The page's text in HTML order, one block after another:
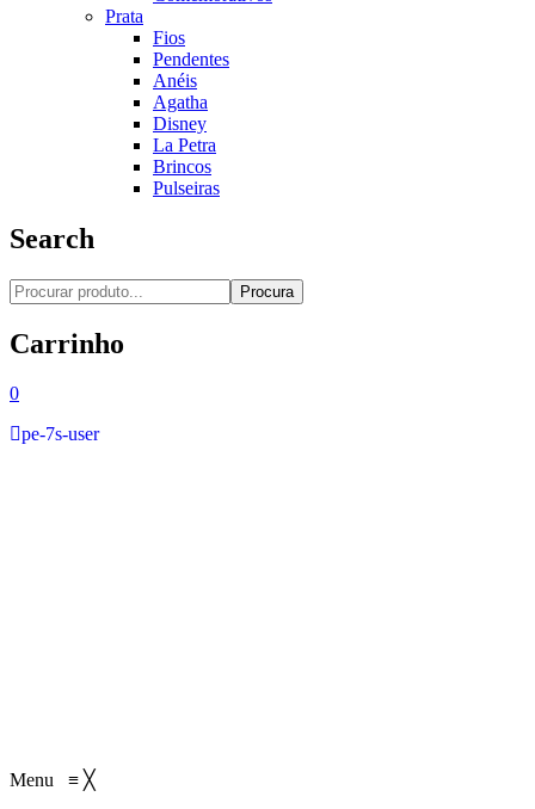
Prata
Fios
Pendentes
Anéis
Agatha
Disney
La Petra
Brincos
Pulseiras
Search
Procura
Carrinho
0
pe-7s-user
Menu ≡ ╳